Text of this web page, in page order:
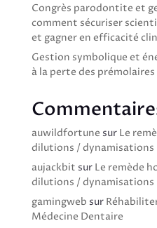
Congrès parodontite et
comment sécuriser
et gagner en efficacité
Gestion symbolique et
à la perte des
auwildfortune sur Le
dilutions / dynamisations
aujackbit sur Le remède
dilutions / dynamisations
gamingweb sur
Médecine Dentaire